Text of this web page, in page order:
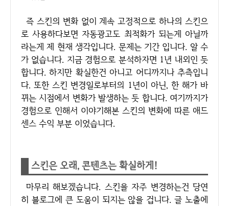
즉 스킨의 변화 없이 계속 고정적으로 하나의 스킨으
로 사용하다보면 자동광고도 최적화가 되는게 아닐까
라는게 제 현재 생각입니다. 문제는 기간 입니다. 알 수
가 없습니다. 지금 경험으로 분석하자면 1년 내외인 듯
합니다. 하지만 확실한건 아니고 어디까지나 추측입니
다. 또한 스킨 변경일로부터의 1년이 아닌, 한 해가 바
뀌는 시점에서 변화가 발생하는 듯 합니다. 여기까지가
경험으로 인해서 이야기해본 스킨의 변화에 따른 애드
센스 수익 부분 이었습니다.
스킨은 오래, 콘텐츠는 확실하게!
마무리 해보겠습니다. 스킨을 자주 변경하는건 당연
히 블로그에 큰 도움이 되지는 않을 겁니다. 글 노출에